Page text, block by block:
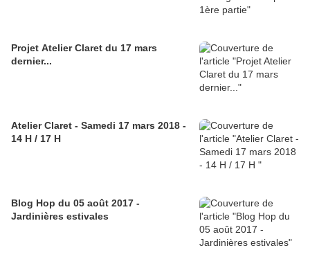
Projet Atelier Claret du 17 mars
dernier...
Atelier Claret - Samedi 17 mars 2018 -
14 H / 17 H
Blog Hop du 05 août 2017 -
Jardinières estivales